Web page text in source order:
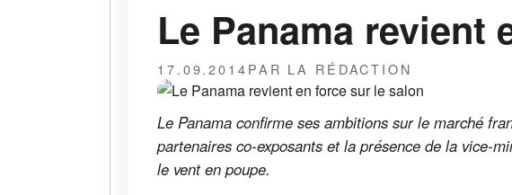
Le Panama revient
17.09.2014PAR LA RÉDACTION
Le Panama confirme ses ambitions sur le marché
partenaires co-exposants et la présence de la vice-
le vent en poupe.